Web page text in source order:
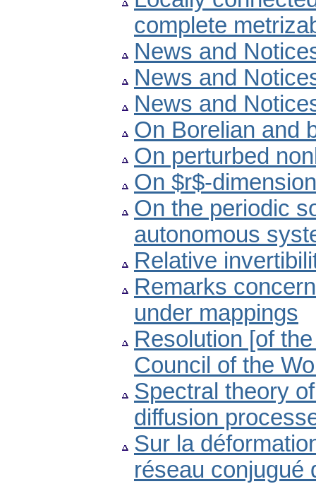
complete
News and
News and
News and
On Borelian and
On perturbed
On $r$-
On the periodic
autonomous
Relative
Remarks
under mappings
Resolution [of
Council of the
Spectral theory
diffusion
Sur la
réseau conjugué